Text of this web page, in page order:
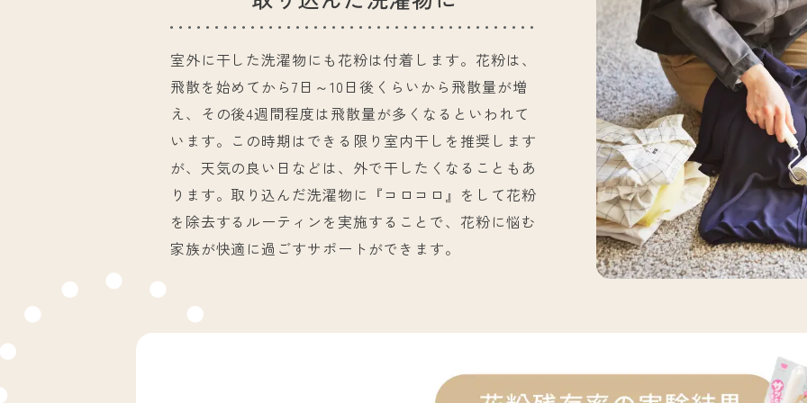
室外に干した洗濯物にも花粉は付着します。花粉は、
飛散を始めてから7日～10日後くらいから飛散量が増
え、その後4週間程度は飛散量が多くなるといわれて
います。この時期はできる限り室内干しを推奨します
が、天気の良い日などは、外で干したくなることもあ
ります。取り込んだ洗濯物に『コロコロ』をして花粉
を除去するルーティンを実施することで、花粉に悩む
家族が快適に過ごすサポートができます。